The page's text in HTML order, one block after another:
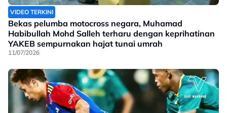
VIDEO TERKINI
Bekas pelumba motocross negara, Muhamad
Habibullah Mohd Salleh terharu dengan keprihatinan
YAKEB sempurnakan hajat tunai umrah
11/07/2026